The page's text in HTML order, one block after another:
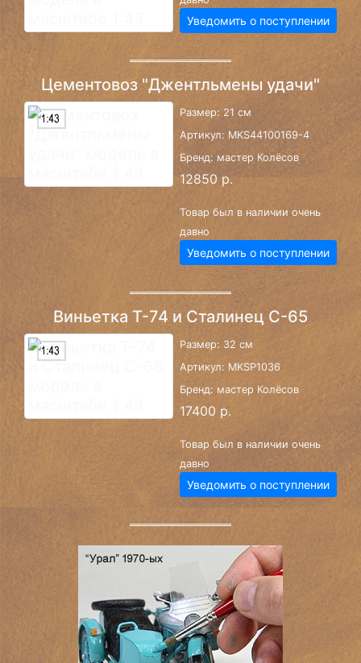
Уведомить о поступлении
Цементовоз "Джентльмены удачи"
Размер: 21 см
Артикул: MKS44100169-4
Бренд: мастер Колёсов
12850 р.
Товар был в наличии очень
давно
Уведомить о поступлении
Виньетка Т-74 и Сталинец С-65
Размер: 32 см
Артикул: MKSP1036
Бренд: мастер Колёсов
17400 р.
Товар был в наличии очень
давно
Уведомить о поступлении